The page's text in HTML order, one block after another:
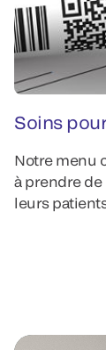
Soins
Notre menu
à prendre
leurs